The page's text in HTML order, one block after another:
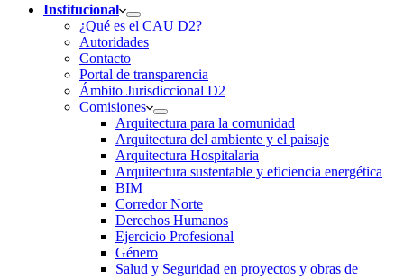
Institucional
¿Qué es el CAU D2?
Autoridades
Contacto
Portal de transparencia
Ámbito Jurisdiccional D2
Comisiones
Arquitectura para la comunidad
Arquitectura del ambiente y el paisaje
Arquitectura Hospitalaria
Arquitectura sustentable y eficiencia energética
BIM
Corredor Norte
Derechos Humanos
Ejercicio Profesional
Género
Salud y Seguridad en proyectos y obras de